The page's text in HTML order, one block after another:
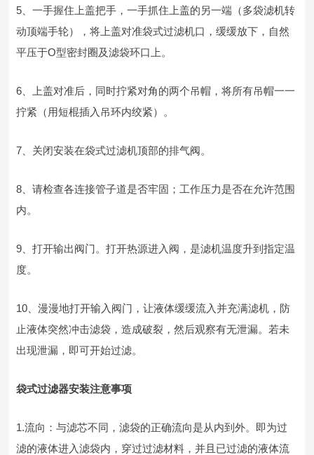
5、一手握住上盖把手，一手抓住上盖的另一端（多袋滤机转
动顶端手轮），将上盖对准袋式过滤机口，缓缓放下，自然
平压于Ο型密封圈及滤袋环口上。
6、上盖对准后，同时拧紧对角的两个吊帽，将所有吊帽一一
拧紧（用短棍插入吊环内绞紧）。
7、关闭安装在袋式过滤机顶部的排气阀。
8、请检查各连接管子道是否牢固；工作压力是否在允许范围
内。
9、打开输出阀门。打开热源进入阀，是滤机温度升到指定温
度。
10、漫漫地打开输入阀门，让液体缓缓流入并充满滤机，防
止液体突然冲击滤袋，造成破裂，然后观察有无泄漏。若未
出现泄漏，即可开始过滤。
袋式过滤器安装注意事项
1.流向：与滤芯不同，滤袋的正确流向是从内到外。即为过
滤的液体进入滤袋内，穿过过滤材料，并且已过滤的液体流